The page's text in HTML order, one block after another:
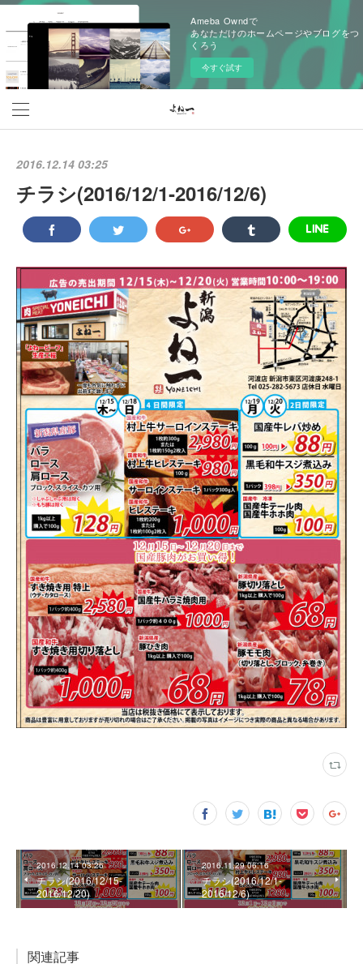
Ameba Owndで
あなただけのホームページやブログをつ
くろう
今すぐ試す
2016.12.14 03:25
チラシ(2016/12/1‐2016/12/6)
2016.12.14 03:26
チラシ(2016/12/15‐
2016/12/20)
2016.11.29 06:16
チラシ(2016/12/1‐
2016/12/6)
関連記事